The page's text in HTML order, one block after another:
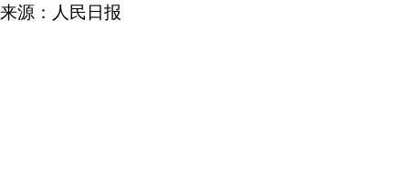
来源：人民日报